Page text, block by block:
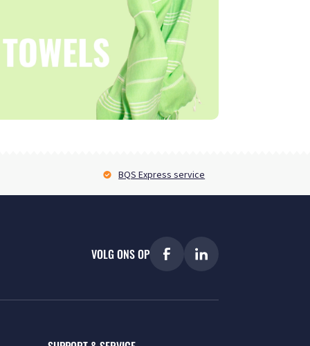
BQS Express service
VOLG ONS OP